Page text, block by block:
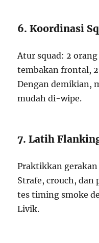
6. Koordinasi
Atur squad: 2
tembakan frontal,
Dengan demikian,
mudah di-wipe.
7. Latih
Praktikkan
Strafe, crouch, dan
tes timing smoke
Livik.